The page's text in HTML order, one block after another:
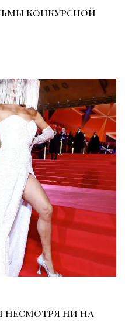
конкурсной
несмотря ни на